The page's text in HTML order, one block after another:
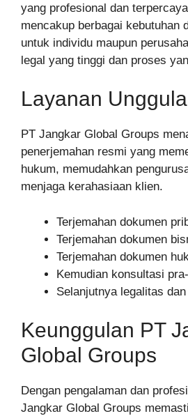
yang profesional dan
mencakup berbagai kebutuhan
untuk individu maupun
legal yang tinggi dan proses
Layanan
PT Jangkar Global Groups
penerjemahan resmi yang
hukum, memudahkan
menjaga kerahasiaan klien.
Terjemahan dokumen
Terjemahan dokumen
Terjemahan dokumen
Kemudian konsultasi
Selanjutnya legalitas
Keunggulan PT
Global Groups
Dengan pengalaman dan
Jangkar Global Groups